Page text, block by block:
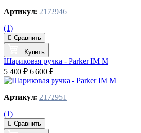
Артикул: 2172946
(1)
Сравнить
Купить
Шариковая ручка - Parker IM M
5 400 ₽ 6 600 ₽
Артикул: 2172951
(1)
Сравнить